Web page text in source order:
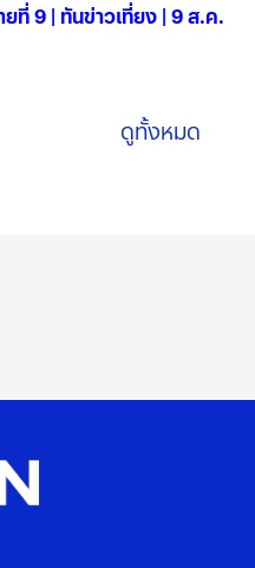
ที่ 9 | ทันข่าวเที่ยง | 9 ส.ค.
ดูทั้งหมด